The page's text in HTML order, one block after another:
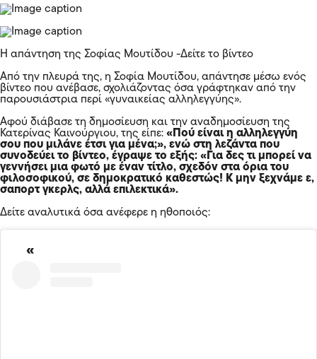
Η απάντηση της Σοφίας Μουτίδου -Δείτε το βίντεο
Από την πλευρά της, η Σοφία Μουτίδου, απάντησε μέσω ενός
βίντεο που ανέβασε, σχολιάζοντας όσα γράφτηκαν από την
παρουσιάστρια περί «γυναικείας αλληλεγγύης».
Αφού διάβασε τη δημοσίευση και την αναδημοσίευση της
Κατερίνας Καινούργιου, της είπε: «Πού είναι η αλληλεγγύη
σου που μιλάνε έτσι για μένα;», ενώ στη λεζάντα που
συνοδεύει το βίντεο, έγραψε το εξής: «Για δες τι μπορεί να
γεννήσει μια φωτό με έναν τίτλο, σχεδόν στα όρια του
φιλοσοφικού, σε δημοκρατικό καθεστώς! Κ μην ξεχνάμε ε,
σαπορτ γκερλς, αλλά επιλεκτικά».
Δείτε αναλυτικά όσα ανέφερε η ηθοποιός: